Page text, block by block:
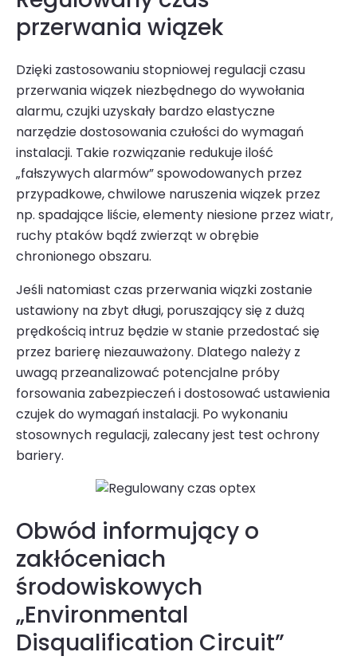
przerwania wiązek
Dzięki zastosowaniu stopniowej regulacji czasu
przerwania wiązek niezbędnego do wywołania
alarmu, czujki uzyskały bardzo elastyczne
narzędzie dostosowania czułości do wymagań
instalacji. Takie rozwiązanie redukuje ilość
„fałszywych alarmów” spowodowanych przez
przypadkowe, chwilowe naruszenia wiązek przez
np. spadające liście, elementy niesione przez wiatr,
ruchy ptaków bądź zwierząt w obrębie
chronionego obszaru.
Jeśli natomiast czas przerwania wiązki zostanie
ustawiony na zbyt długi, poruszający się z dużą
prędkością intruz będzie w stanie przedostać się
przez barierę niezauważony. Dlatego należy z
uwagą przeanalizować potencjalne próby
forsowania zabezpieczeń i dostosować ustawienia
czujek do wymagań instalacji. Po wykonaniu
stosownych regulacji, zalecany jest test ochrony
bariery.
Obwód informujący o
zakłóceniach
środowiskowych
„Environmental
Disqualification Circuit”